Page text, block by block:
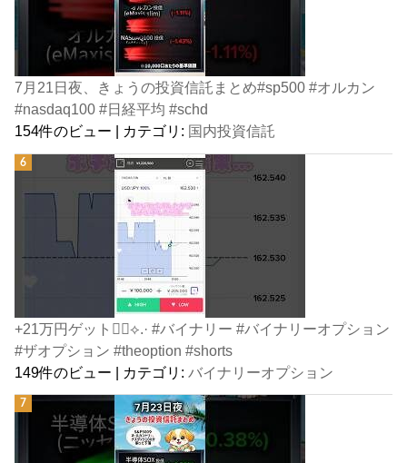
7月21日夜、きょうの投資信託まとめ#sp500 #オルカン
#nasdaq100 #日経平均 #schd
154件のビュー | カテゴリ: 国内投資信託
+21万円ゲット👍🏻⟡.· #バイナリー #バイナリーオプション
#ザオプション #theoption #shorts
149件のビュー | カテゴリ:バイナリーオプション